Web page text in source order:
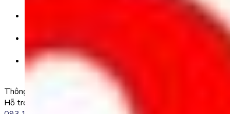
Nội dung chuyển khoản:
SĐT + Tên gói học (hoặc Tên Phụ huynh đăng ký)
Ví dụ:
0985004386 Nguyen Van A
Thông tin liên lạc
Hỗ trợ kỹ thuật: